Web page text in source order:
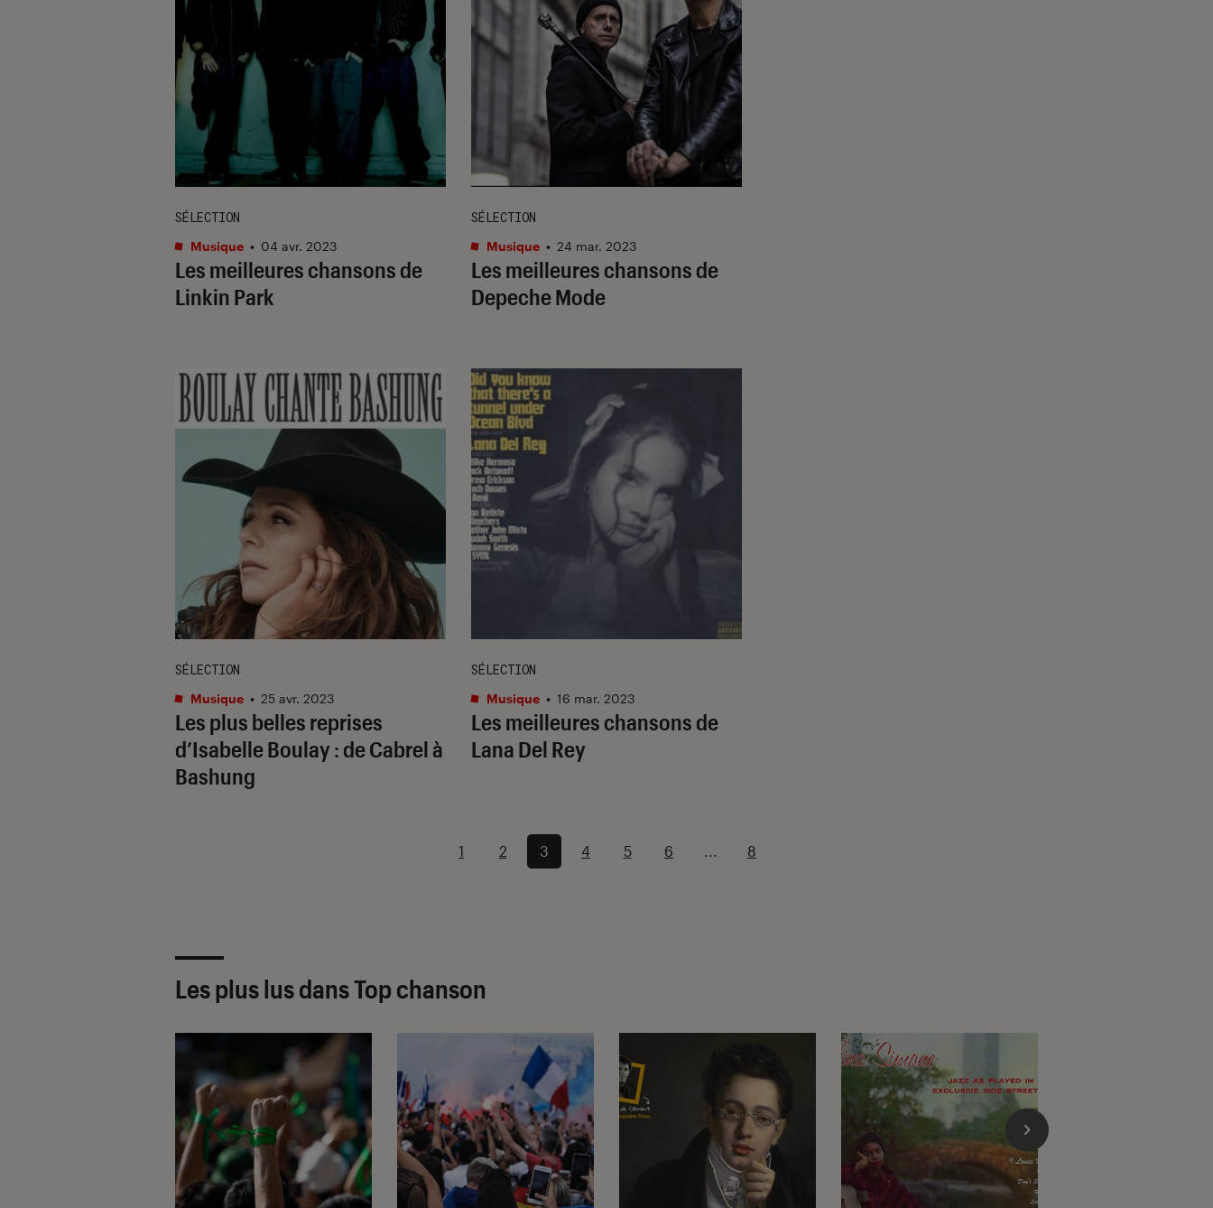
Les meilleures chansons de
Linkin Park
SÉLECTION
Musique • 04 avr. 2023
Les meilleures chansons de
Depeche Mode
SÉLECTION
Musique • 24 mar. 2023
Les plus belles reprises
d’Isabelle Boulay : de Cabrel à
Bashung
SÉLECTION
Musique • 25 avr. 2023
Les meilleures chansons de
Lana Del Rey
SÉLECTION
Musique • 16 mar. 2023
1 2 3 4 5 6 ... 8
Les plus lus dans Top chanson